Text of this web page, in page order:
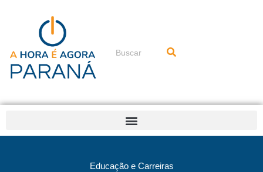
conteúdo
Pesquisar
Educação e Carreiras